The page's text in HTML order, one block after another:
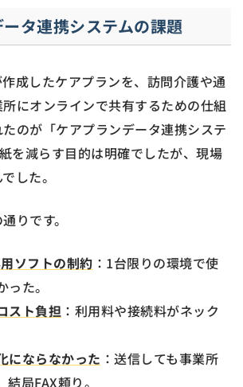
タ連携システムの課題
成したケアプランを、訪問介護や通
にオンラインで共有するための仕組
のが「ケアプランデータ連携システ
を減らす目的は明確でしたが、現場
した。
りです。
ソフトの制約 ：1台限りの環境で使
た。
スト負担 ：利用料や接続料がネック
にならなかった ：送信しても事業所
局FAX頼り。